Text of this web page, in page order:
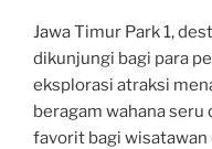
Jawa Timur Park 1,
dikunjungi bagi para
eksplorasi atraksi
beragam wahana
favorit bagi wisatawan